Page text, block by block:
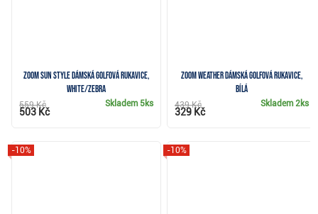
Zoom Sun Style dámská golfová rukavice,
white/zebra
Skladem 5ks
559 Kč
503 Kč
Zoom Weather dámská golfová rukavice,
bílá
Skladem2ks
439 Kč
329 Kč
-10% -10%